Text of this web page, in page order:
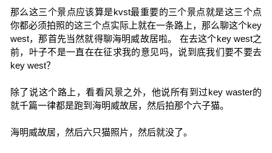
那么这三个景点应该算是kvst最重要的三个景点就是这三个点
你都必须拍照的这三个点实际上就在一条路上，那么聊这个key
west，那首先当然就得聊海明威故居啦。 在去这个key west之
前，叶子不是一直在在征求我的意见吗，说到底我们要不要去
key west？
除了说这个路上，看看风景之外，他说所有到过key waster的
就千篇一律都是跑到海明威故居，然后拍那个六子猫。
海明威故居，然后六只猫照片，然后就没了。